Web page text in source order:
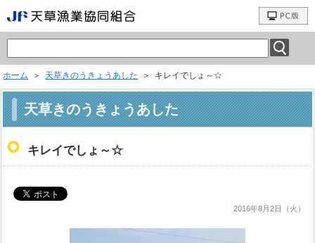
ホーム ＞ 天草きのうきょうあした ＞ キレイでしょ～☆
天草きのうきょうあした
キレイでしょ～☆
2016年8月2日（火）